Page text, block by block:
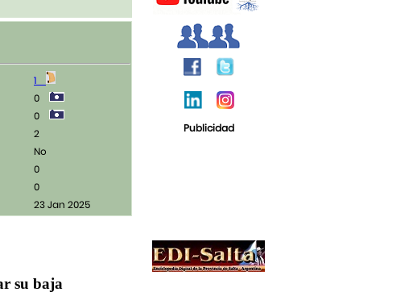
1
0
0
2
No
0
0
23 Jan 2025
su baja
Publicidad